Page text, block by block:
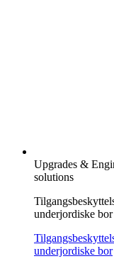
Upgrades &
solutions
underjordiske bor
underjordiske bor